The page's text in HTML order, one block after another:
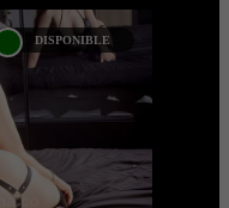
DISPONIBLE
NUEVA
una chica
Es una mujer
juventud,